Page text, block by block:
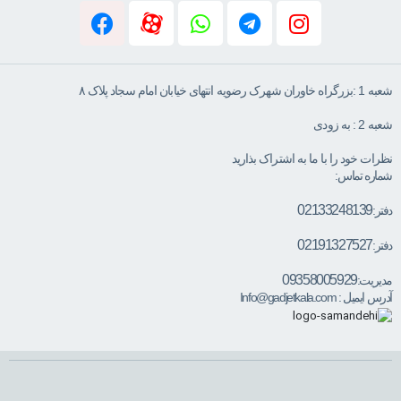
شعبه 1 :بزرگراه خاوران شهرک رضویه انتهای خیابان امام سجاد پلاک ۸
شعبه 2 : به زودی
نظرات خود را با ما به اشتراک بذارید
شماره تماس:
دفتر:02133248139
دفتر:02191327527
مدیریت:09358005929
آدرس ایمیل :Info@gadjetkala.com